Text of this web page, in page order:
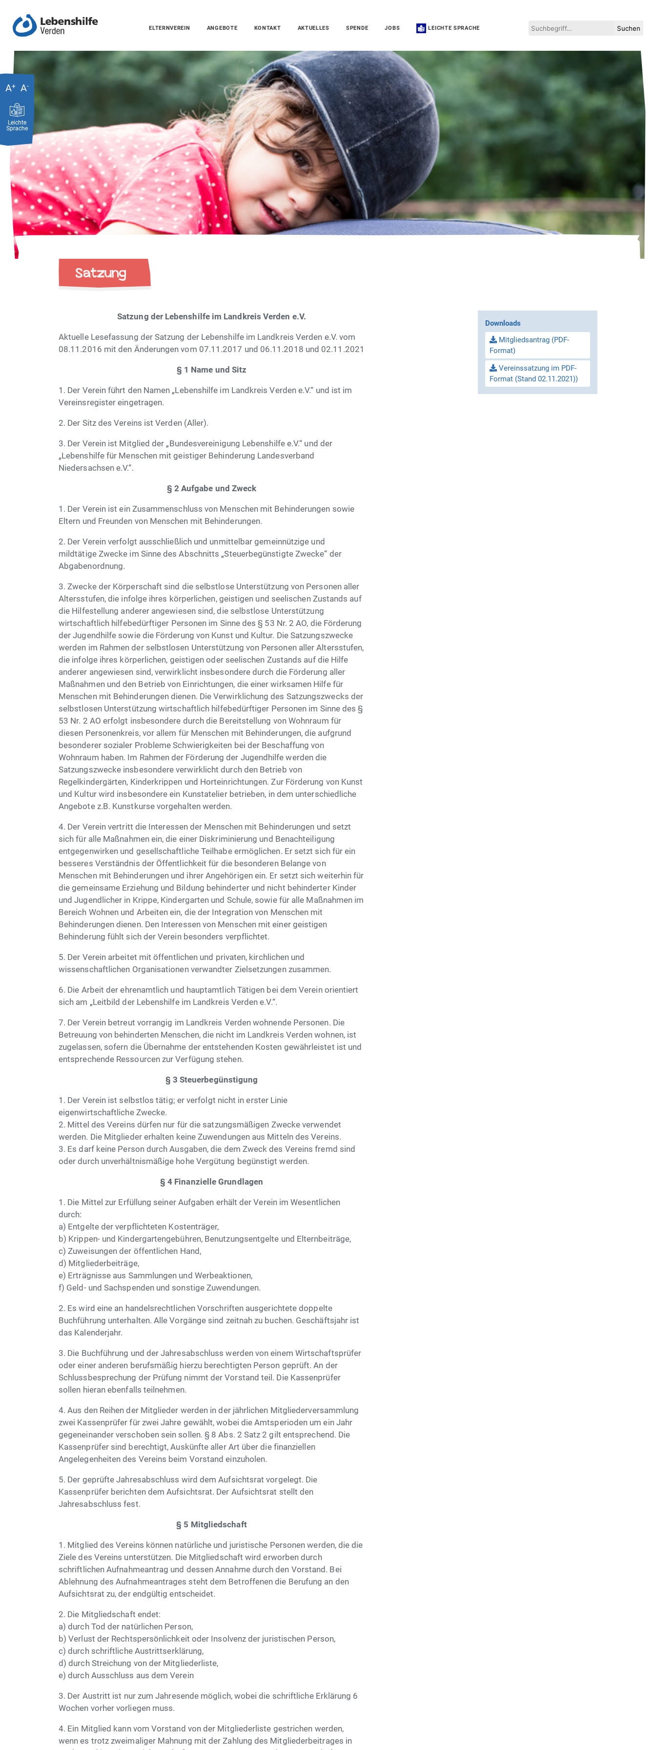
ELTERNVEREIN ANGEBOTE KONTAKT AKTUELLES SPENDE JOBS LEICHTE SPRACHE Suchen
A+ A-
Leichte
Sprache
Satzung
Satzung der Lebenshilfe im Landkreis Verden e.V.
Aktuelle Lesefassung der Satzung der Lebenshilfe im Landkreis Verden e.V. vom
08.11.2016 mit den Änderungen vom 07.11.2017 und 06.11.2018 und 02.11.2021
§ 1 Name und Sitz
1. Der Verein führt den Namen „Lebenshilfe im Landkreis Verden e.V.“ und ist im
Vereinsregister eingetragen.
2. Der Sitz des Vereins ist Verden (Aller).
3. Der Verein ist Mitglied der „Bundesvereinigung Lebenshilfe e.V.“ und der
„Lebenshilfe für Menschen mit geistiger Behinderung Landesverband
Niedersachsen e.V.“.
§ 2 Aufgabe und Zweck
1. Der Verein ist ein Zusammenschluss von Menschen mit Behinderungen sowie
Eltern und Freunden von Menschen mit Behinderungen.
2. Der Verein verfolgt ausschließlich und unmittelbar gemeinnützige und
mildtätige Zwecke im Sinne des Abschnitts „Steuerbegünstigte Zwecke“ der
Abgabenordnung.
3. Zwecke der Körperschaft sind die selbstlose Unterstützung von Personen aller
Altersstufen, die infolge ihres körperlichen, geistigen und seelischen Zustands auf
die Hilfestellung anderer angewiesen sind, die selbstlose Unterstützung
wirtschaftlich hilfebedürftiger Personen im Sinne des § 53 Nr. 2 AO, die Förderung
der Jugendhilfe sowie die Förderung von Kunst und Kultur. Die Satzungszwecke
werden im Rahmen der selbstlosen Unterstützung von Personen aller Altersstufen,
die infolge ihres körperlichen, geistigen oder seelischen Zustands auf die Hilfe
anderer angewiesen sind, verwirklicht insbesondere durch die Förderung aller
Maßnahmen und den Betrieb von Einrichtungen, die einer wirksamen Hilfe für
Menschen mit Behinderungen dienen. Die Verwirklichung des Satzungszwecks der
selbstlosen Unterstützung wirtschaftlich hilfebedürftiger Personen im Sinne des §
53 Nr. 2 AO erfolgt insbesondere durch die Bereitstellung von Wohnraum für
diesen Personenkreis, vor allem für Menschen mit Behinderungen, die aufgrund
besonderer sozialer Probleme Schwierigkeiten bei der Beschaffung von
Wohnraum haben. Im Rahmen der Förderung der Jugendhilfe werden die
Satzungszwecke insbesondere verwirklicht durch den Betrieb von
Regelkindergärten, Kinderkrippen und Horteinrichtungen. Zur Förderung von Kunst
und Kultur wird insbesondere ein Kunstatelier betrieben, in dem unterschiedliche
Angebote z.B. Kunstkurse vorgehalten werden.
4. Der Verein vertritt die Interessen der Menschen mit Behinderungen und setzt
sich für alle Maßnahmen ein, die einer Diskriminierung und Benachteiligung
entgegenwirken und gesellschaftliche Teilhabe ermöglichen. Er setzt sich für ein
besseres Verständnis der Öffentlichkeit für die besonderen Belange von
Menschen mit Behinderungen und ihrer Angehörigen ein. Er setzt sich weiterhin für
die gemeinsame Erziehung und Bildung behinderter und nicht behinderter Kinder
und Jugendlicher in Krippe, Kindergarten und Schule, sowie für alle Maßnahmen im
Bereich Wohnen und Arbeiten ein, die der Integration von Menschen mit
Behinderungen dienen. Den Interessen von Menschen mit einer geistigen
Behinderung fühlt sich der Verein besonders verpflichtet.
5. Der Verein arbeitet mit öffentlichen und privaten, kirchlichen und
wissenschaftlichen Organisationen verwandter Zielsetzungen zusammen.
6. Die Arbeit der ehrenamtlich und hauptamtlich Tätigen bei dem Verein orientiert
sich am „Leitbild der Lebenshilfe im Landkreis Verden e.V.“.
7. Der Verein betreut vorrangig im Landkreis Verden wohnende Personen. Die
Betreuung von behinderten Menschen, die nicht im Landkreis Verden wohnen, ist
zugelassen, sofern die Übernahme der entstehenden Kosten gewährleistet ist und
entsprechende Ressourcen zur Verfügung stehen.
§ 3 Steuerbegünstigung
1. Der Verein ist selbstlos tätig; er verfolgt nicht in erster Linie
eigenwirtschaftliche Zwecke.
2. Mittel des Vereins dürfen nur für die satzungsmäßigen Zwecke verwendet
werden. Die Mitglieder erhalten keine Zuwendungen aus Mitteln des Vereins.
3. Es darf keine Person durch Ausgaben, die dem Zweck des Vereins fremd sind
oder durch unverhältnismäßige hohe Vergütung begünstigt werden.
§ 4 Finanzielle Grundlagen
1. Die Mittel zur Erfüllung seiner Aufgaben erhält der Verein im Wesentlichen
durch:
a) Entgelte der verpflichteten Kostenträger,
b) Krippen- und Kindergartengebühren, Benutzungsentgelte und Elternbeiträge,
c) Zuweisungen der öffentlichen Hand,
d) Mitgliederbeiträge,
e) Erträgnisse aus Sammlungen und Werbeaktionen,
f) Geld- und Sachspenden und sonstige Zuwendungen.
2. Es wird eine an handelsrechtlichen Vorschriften ausgerichtete doppelte
Buchführung unterhalten. Alle Vorgänge sind zeitnah zu buchen. Geschäftsjahr ist
das Kalenderjahr.
3. Die Buchführung und der Jahresabschluss werden von einem Wirtschaftsprüfer
oder einer anderen berufsmäßig hierzu berechtigten Person geprüft. An der
Schlussbesprechung der Prüfung nimmt der Vorstand teil. Die Kassenprüfer
sollen hieran ebenfalls teilnehmen.
4. Aus den Reihen der Mitglieder werden in der jährlichen Mitgliederversammlung
zwei Kassenprüfer für zwei Jahre gewählt, wobei die Amtsperioden um ein Jahr
gegeneinander verschoben sein sollen. § 8 Abs. 2 Satz 2 gilt entsprechend. Die
Kassenprüfer sind berechtigt, Auskünfte aller Art über die finanziellen
Angelegenheiten des Vereins beim Vorstand einzuholen.
5. Der geprüfte Jahresabschluss wird dem Aufsichtsrat vorgelegt. Die
Kassenprüfer berichten dem Aufsichtsrat. Der Aufsichtsrat stellt den
Jahresabschluss fest.
§ 5 Mitgliedschaft
1. Mitglied des Vereins können natürliche und juristische Personen werden, die die
Ziele des Vereins unterstützen. Die Mitgliedschaft wird erworben durch
schriftlichen Aufnahmeantrag und dessen Annahme durch den Vorstand. Bei
Ablehnung des Aufnahmeantrages steht dem Betroffenen die Berufung an den
Aufsichtsrat zu, der endgültig entscheidet.
2. Die Mitgliedschaft endet:
a) durch Tod der natürlichen Person,
b) Verlust der Rechtspersönlichkeit oder Insolvenz der juristischen Person,
c) durch schriftliche Austrittserklärung,
d) durch Streichung von der Mitgliederliste,
e) durch Ausschluss aus dem Verein
3. Der Austritt ist nur zum Jahresende möglich, wobei die schriftliche Erklärung 6
Wochen vorher vorliegen muss.
4. Ein Mitglied kann vom Vorstand von der Mitgliederliste gestrichen werden,
wenn es trotz zweimaliger Mahnung mit der Zahlung des Mitgliederbeitrages in
Downloads
Mitgliedsantrag (PDF-
Format)
Vereinssatzung im PDF-
Format (Stand 02.11.2021))